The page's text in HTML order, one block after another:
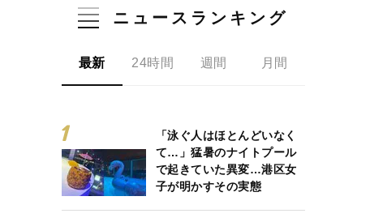
ニュースランキング
最新 24時間 週間 月間
「泳ぐ人はほとんどいなく
て…」猛暑のナイトプール
で起きていた異変…港区女
子が明かすその実態